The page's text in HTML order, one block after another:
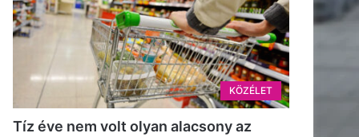
KÖZÉLET
Tíz éve nem volt olyan alacsony az